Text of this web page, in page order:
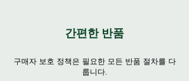
간편한 반품
구매자 보호 정책은 필요한 모든 반품 절차를 다
룹니다.